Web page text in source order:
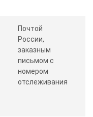
Почтой
России,
заказным
письмом с
номером
отслеживания